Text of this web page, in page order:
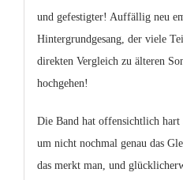
und gefestigter! Auffällig neu
Hintergrundgesang, der viele
direkten Vergleich zu älteren
hochgehen!
Die Band hat offensichtlich
um nicht nochmal genau das
das merkt man, und